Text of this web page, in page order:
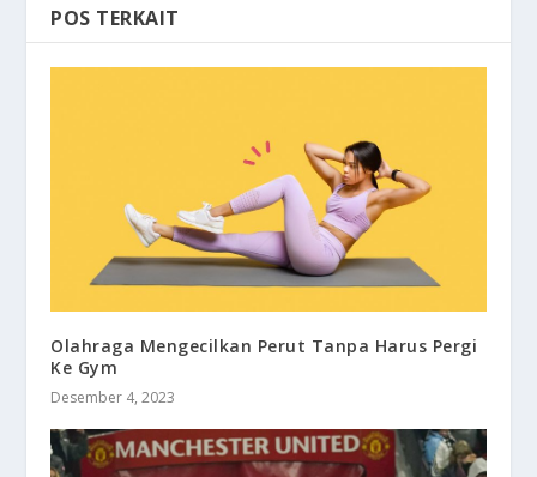
POS TERKAIT
Olahraga Mengecilkan Perut Tanpa Harus Pergi
Ke Gym
Desember 4, 2023